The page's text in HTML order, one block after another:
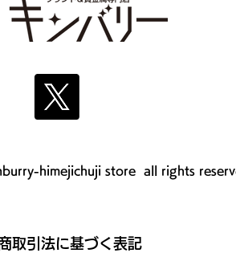
himejichuji store all rights
取引法に基づく表記